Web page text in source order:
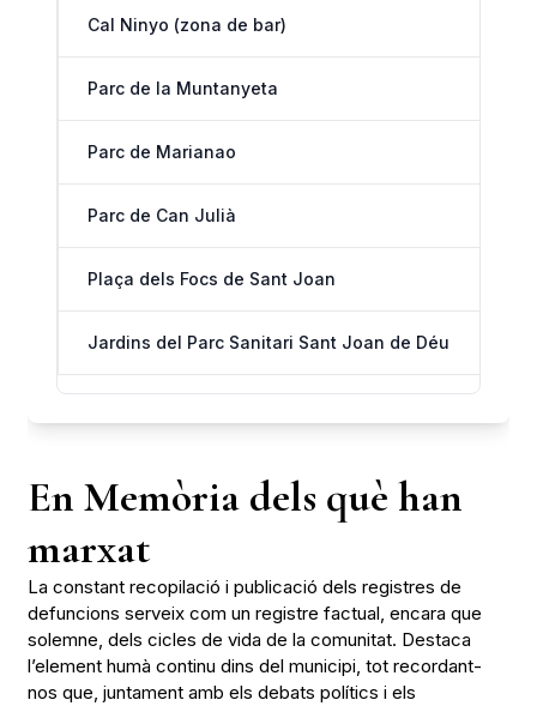
Cal Ninyo (zona de bar)
Parc de la Muntanyeta
Parc de Marianao
Parc de Can Julià
Plaça dels Focs de Sant Joan
Jardins del Parc Sanitari Sant Joan de Déu
En Memòria dels què han
marxat
La constant recopilació i publicació dels registres de
defuncions serveix com un registre factual, encara que
solemne, dels cicles de vida de la comunitat. Destaca
l’element humà continu dins del municipi, tot recordant-
nos que, juntament amb els debats polítics i els